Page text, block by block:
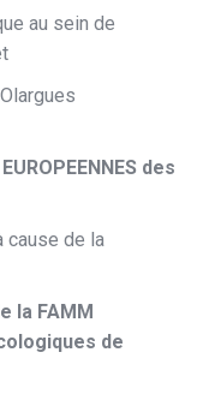
au sein de
des
cause de la
la FAMM
de